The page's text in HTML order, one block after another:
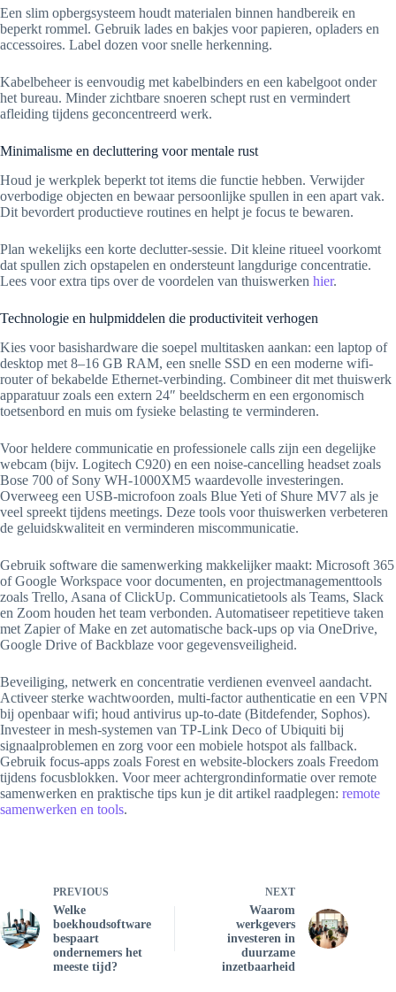
Een slim opbergsysteem houdt materialen binnen handbereik en
beperkt rommel. Gebruik lades en bakjes voor papieren, opladers en
accessoires. Label dozen voor snelle herkenning.
Kabelbeheer is eenvoudig met kabelbinders en een kabelgoot onder
het bureau. Minder zichtbare snoeren schept rust en vermindert
afleiding tijdens geconcentreerd werk.
Minimalisme en decluttering voor mentale rust
Houd je werkplek beperkt tot items die functie hebben. Verwijder
overbodige objecten en bewaar persoonlijke spullen in een apart vak.
Dit bevordert productieve routines en helpt je focus te bewaren.
Plan wekelijks een korte declutter-sessie. Dit kleine ritueel voorkomt
dat spullen zich opstapelen en ondersteunt langdurige concentratie.
Lees voor extra tips over de voordelen van thuiswerken hier.
Technologie en hulpmiddelen die productiviteit verhogen
Kies voor basishardware die soepel multitasken aankan: een laptop of
desktop met 8–16 GB RAM, een snelle SSD en een moderne wifi-
router of bekabelde Ethernet-verbinding. Combineer dit met thuiswerk
apparatuur zoals een extern 24″ beeldscherm en een ergonomisch
toetsenbord en muis om fysieke belasting te verminderen.
Voor heldere communicatie en professionele calls zijn een degelijke
webcam (bijv. Logitech C920) en een noise-cancelling headset zoals
Bose 700 of Sony WH-1000XM5 waardevolle investeringen.
Overweeg een USB-microfoon zoals Blue Yeti of Shure MV7 als je
veel spreekt tijdens meetings. Deze tools voor thuiswerken verbeteren
de geluidskwaliteit en verminderen miscommunicatie.
Gebruik software die samenwerking makkelijker maakt: Microsoft 365
of Google Workspace voor documenten, en projectmanagementtools
zoals Trello, Asana of ClickUp. Communicatietools als Teams, Slack
en Zoom houden het team verbonden. Automatiseer repetitieve taken
met Zapier of Make en zet automatische back-ups op via OneDrive,
Google Drive of Backblaze voor gegevensveiligheid.
Beveiliging, netwerk en concentratie verdienen evenveel aandacht.
Activeer sterke wachtwoorden, multi-factor authenticatie en een VPN
bij openbaar wifi; houd antivirus up-to-date (Bitdefender, Sophos).
Investeer in mesh-systemen van TP-Link Deco of Ubiquiti bij
signaalproblemen en zorg voor een mobiele hotspot als fallback.
Gebruik focus-apps zoals Forest en website-blockers zoals Freedom
tijdens focusblokken. Voor meer achtergrondinformatie over remote
samenwerken en praktische tips kun je dit artikel raadplegen: remote
samenwerken en tools.
PREVIOUS
Welke
boekhoudsoftware
bespaart
ondernemers het
meeste tijd?
NEXT
Waarom
werkgevers
investeren in
duurzame
inzetbaarheid